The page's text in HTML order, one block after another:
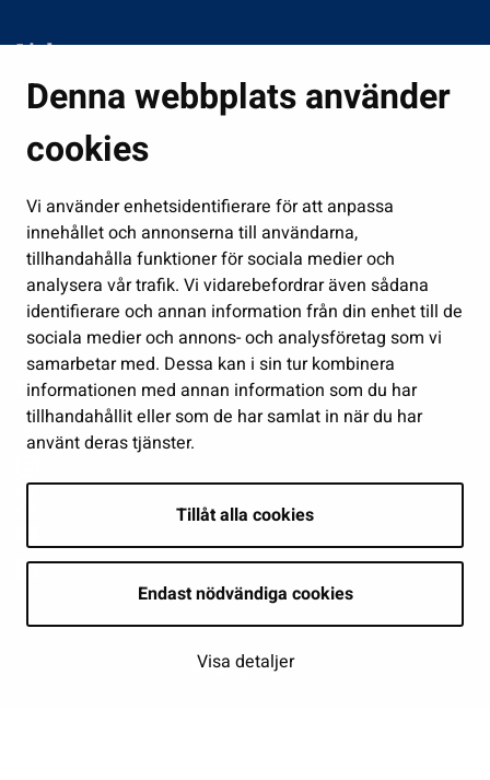
Denna webbplats använder
cookies
Vi använder enhetsidentifierare för att anpassa
innehållet och annonserna till användarna,
tillhandahålla funktioner för sociala medier och
analysera vår trafik. Vi vidarebefordrar även sådana
identifierare och annan information från din enhet till de
sociala medier och annons- och analysföretag som vi
samarbetar med. Dessa kan i sin tur kombinera
informationen med annan information som du har
tillhandahållit eller som de har samlat in när du har
använt deras tjänster.
Tillåt alla cookies
Endast nödvändiga cookies
Visa detaljer
Links
Boende och miljö
Fostran och utbildning
Förvaltning
Jobb och företagsamhet
Delta och sköt ärenden
Show my cookie settings
Follow us
| © Seinäjoki 2026